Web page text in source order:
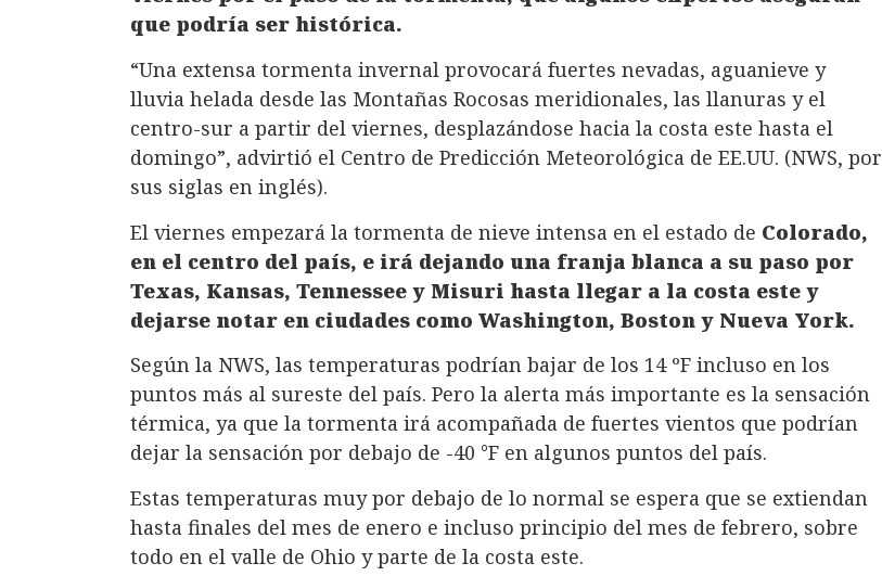
que podría ser histórica.
“Una extensa tormenta invernal provocará fuertes nevadas, aguanieve y
lluvia helada desde las Montañas Rocosas meridionales, las llanuras y el
centro-sur a partir del viernes, desplazándose hacia la costa este hasta el
domingo”, advirtió el Centro de Predicción Meteorológica de EE.UU. (NWS, por
sus siglas en inglés).
El viernes empezará la tormenta de nieve intensa en el estado de Colorado,
en el centro del país, e irá dejando una franja blanca a su paso por
Texas, Kansas, Tennessee y Misuri hasta llegar a la costa este y
dejarse notar en ciudades como Washington, Boston y Nueva York.
Según la NWS, las temperaturas podrían bajar de los 14 ºF incluso en los
puntos más al sureste del país. Pero la alerta más importante es la sensación
térmica, ya que la tormenta irá acompañada de fuertes vientos que podrían
dejar la sensación por debajo de -40 °F en algunos puntos del país.
Estas temperaturas muy por debajo de lo normal se espera que se extiendan
hasta finales del mes de enero e incluso principio del mes de febrero, sobre
todo en el valle de Ohio y parte de la costa este.